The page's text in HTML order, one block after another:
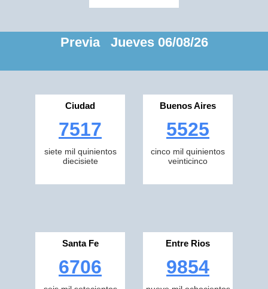
Previa Jueves 06/08/26
Ciudad
7517
siete mil quinientos
diecisiete
Buenos Aires
5525
cinco mil quinientos
veinticinco
Santa Fe
6706
Entre Rios
9854